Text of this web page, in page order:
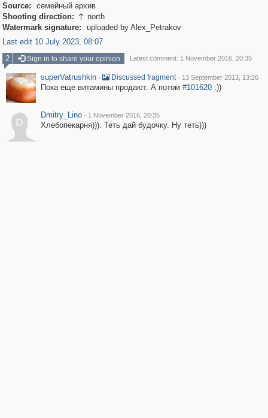
Source:
семейный архив
Shooting direction:  north
Watermark signature:
uploaded by Alex_Petrakov
Last edit 10 July 2023, 08:07
2
Sign in to share your opinion Latest comment: 1 November 2016, 20:35
superVatrushkin · Discussed fragment · 13 September 2013, 13:26
Пока еще витамины продают. А потом #101620:))
D
Dmitry_Lino · 1 November 2016, 20:35
Хлебопекарня))). Теть дай будочку. Ну теть)))